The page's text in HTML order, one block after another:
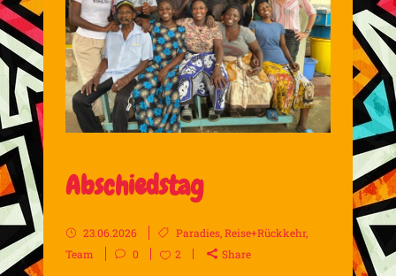
Abschiedstag
23.06.2026 Paradies,Reise+Rückkehr,
Team
0 2 Share